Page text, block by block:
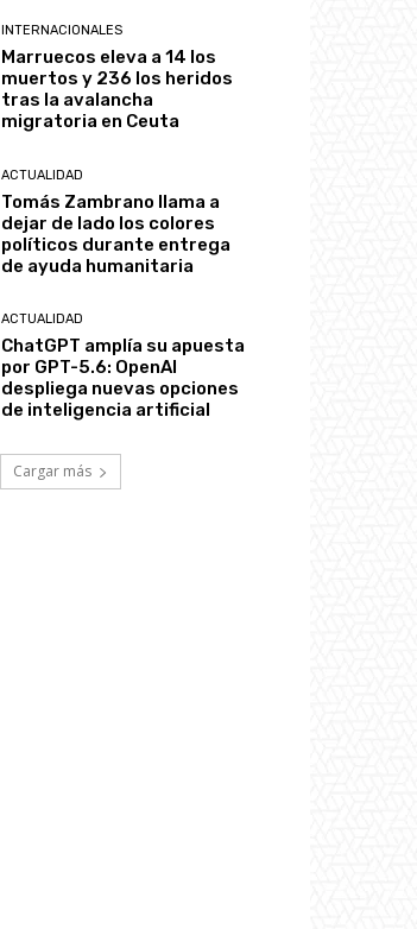
INTERNACIONALES
Marruecos eleva a 14 los
muertos y 236 los heridos
tras la avalancha
migratoria en Ceuta
ACTUALIDAD
Tomás Zambrano llama a
dejar de lado los colores
políticos durante entrega
de ayuda humanitaria
ACTUALIDAD
ChatGPT amplía su apuesta
por GPT-5.6: OpenAI
despliega nuevas opciones
de inteligencia artificial
Cargar más